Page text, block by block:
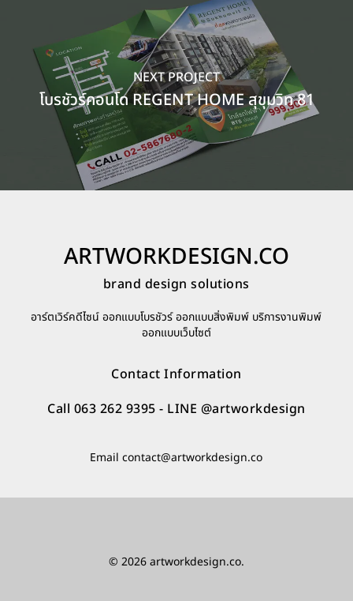
NEXT PROJECT
โบรชัวร์คอนโด REGENT HOME สุขุมวิท 81
ARTWORKDESIGN.CO
brand design solutions
อาร์ตเวิร์คดีไซน์ ออกแบบโบรชัวร์ ออกแบบสิ่งพิมพ์ บริการงานพิมพ์
ออกแบบเว็บไซต์
Contact Information
Call 063 262 9395 - LINE @artworkdesign
Emailcontact@artworkdesign.co
© 2026 artworkdesign.co.